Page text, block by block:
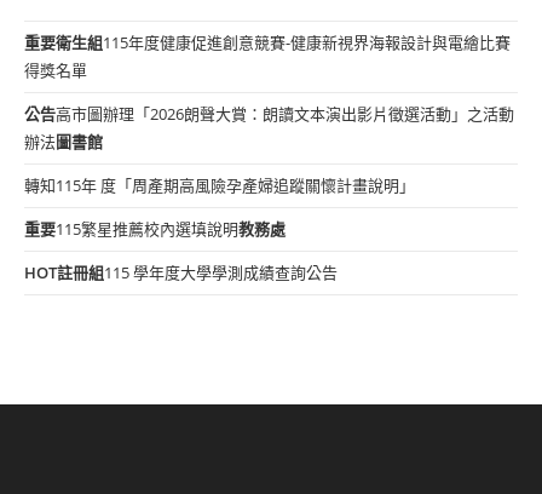
重要衛生組115年度健康促進創意競賽-健康新視界海報設計與電繪比賽
得獎名單
公告高市圖辦理「2026朗聲大賞：朗讀文本演出影片徵選活動」之活動
辦法圖書館
轉知115年 度「周產期高風險孕產婦追蹤關懷計畫說明」
重要115繁星推薦校內選填說明教務處
HOT註冊組115 學年度大學學測成績查詢公告